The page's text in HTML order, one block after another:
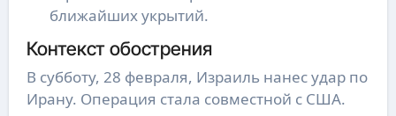
ближайших укрытий.
Контекст обострения
В субботу, 28 февраля, Израиль нанес удар по
Ирану. Операция стала совместной с США.